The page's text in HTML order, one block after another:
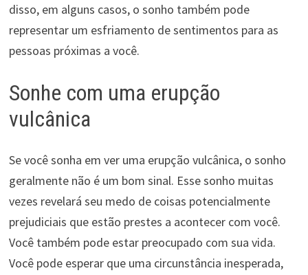
disso, em alguns casos, o sonho também pode
representar um esfriamento de sentimentos para as
pessoas próximas a você.
Sonhe com uma erupção
vulcânica
Se você sonha em ver uma erupção vulcânica, o sonho
geralmente não é um bom sinal. Esse sonho muitas
vezes revelará seu medo de coisas potencialmente
prejudiciais que estão prestes a acontecer com você.
Você também pode estar preocupado com sua vida.
Você pode esperar que uma circunstância inesperada,